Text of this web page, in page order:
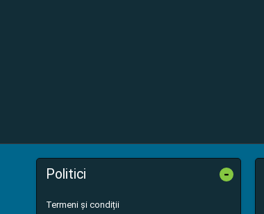
Politici -
Termeni și condiții